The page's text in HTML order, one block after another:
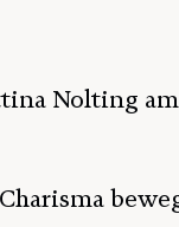
Nolting am